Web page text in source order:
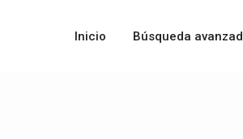
Inicio Búsqueda